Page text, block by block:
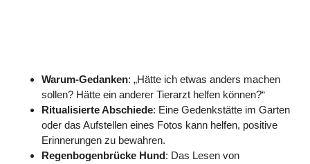
Warum-Gedanken: „Hätte ich etwas anders machen
sollen? Hätte ein anderer Tierarzt helfen können?“
Ritualisierte Abschiede: Eine Gedenkstätte im Garten
oder das Aufstellen eines Fotos kann helfen, positive
Erinnerungen zu bewahren.
Regenbogenbrücke Hund: Das Lesen von